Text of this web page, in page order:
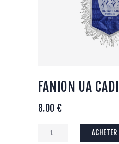
FANION UA
8.00 €
quantité